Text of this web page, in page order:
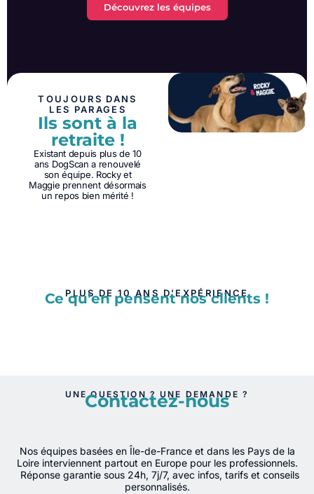
Découvrez les équipes
TOUJOURS DANS
LES PARAGES
Ils sont à la
retraite !
Existant depuis plus de 10
ans DogScan a renouvelé
son équipe. Rocky et
Maggie prennent désormais
un repos bien mérité !
PLUS DE 10 ANS D’EXPÉRIENCE
Ce qu’en pensent nos clients !
UNE QUESTION ? UNE DEMANDE ?
Contactez-nous
Nos équipes basées en Île-de-France et dans les Pays de la
Loire interviennent partout en Europe pour les professionnels.
Réponse garantie sous 24h, 7j/7, avec infos, tarifs et conseils
personnalisés.